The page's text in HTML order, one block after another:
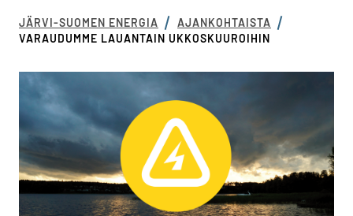
JÄRVI-SUOMEN ENERGIA
AJANKOHTAISTA
VARAUDUMME LAUANTAIN UKKOSKUUROIHIN